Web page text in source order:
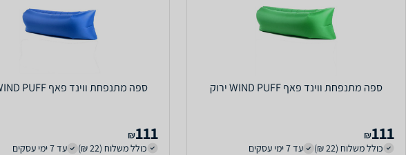
ספה מתנפחת ווינד פאף WIND PUFF ירוק
111
₪
כולל משלוח (22 ₪)
עד 7 ימי עסקים
ספה מתנפחת ווינד פאף WIND PUFF כחול
111
₪
כולל משלוח (22 ₪)
עד 7 ימי עסקים